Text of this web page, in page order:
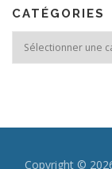
CATÉGORIES
Copyright ©